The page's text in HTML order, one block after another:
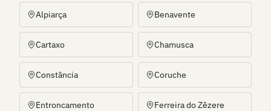
Alpiarça Benavente
Cartaxo Chamusca
Constância Coruche
Entroncamento Ferreira do Zêzere